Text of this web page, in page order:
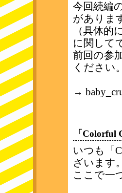
今回続編
がありま
（具体
に関して
前回の参
ください。
→
「Colorful
いつも「
ざいます。
ここで一